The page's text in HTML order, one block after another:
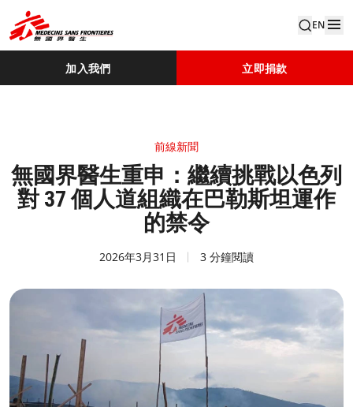
EN
加入我們 立即捐款
前線新聞
無國界醫生重申：繼續挑戰以色列
對 37 個人道組織在巴勒斯坦運作
的禁令
2026年3月31日 3 分鐘閱讀